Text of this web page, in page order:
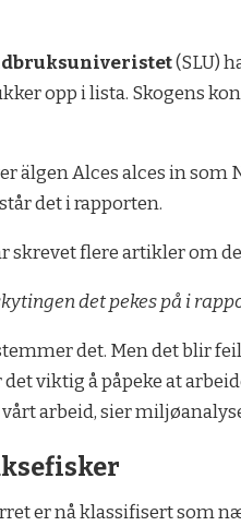
(SLU)
opp i lista. Skogens
älgen Alces alces in
det i rapporten.
skrevet flere artikler om
det pekes på i
det. Men det blir
det viktig å påpeke at
arbeid, sier
er nå klassifisert som